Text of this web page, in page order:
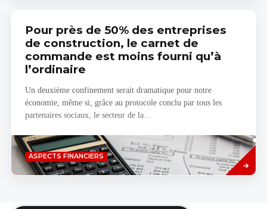
Pour près de 50% des entreprises
de construction, le carnet de
commande est moins fourni qu’à
l’ordinaire
Un deuxième confinement serait dramatique pour notre
économie, même si, grâce au protocole conclu par tous les
partenaires sociaux, le secteur de la...
ASPECTS FINANCIERS
Savoir
plus